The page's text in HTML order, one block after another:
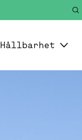
Hållbarhet